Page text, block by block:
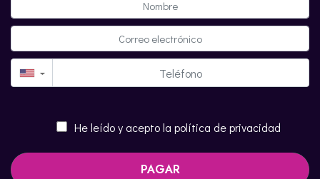
▼
He leído y acepto la política de privacidad
PAGAR